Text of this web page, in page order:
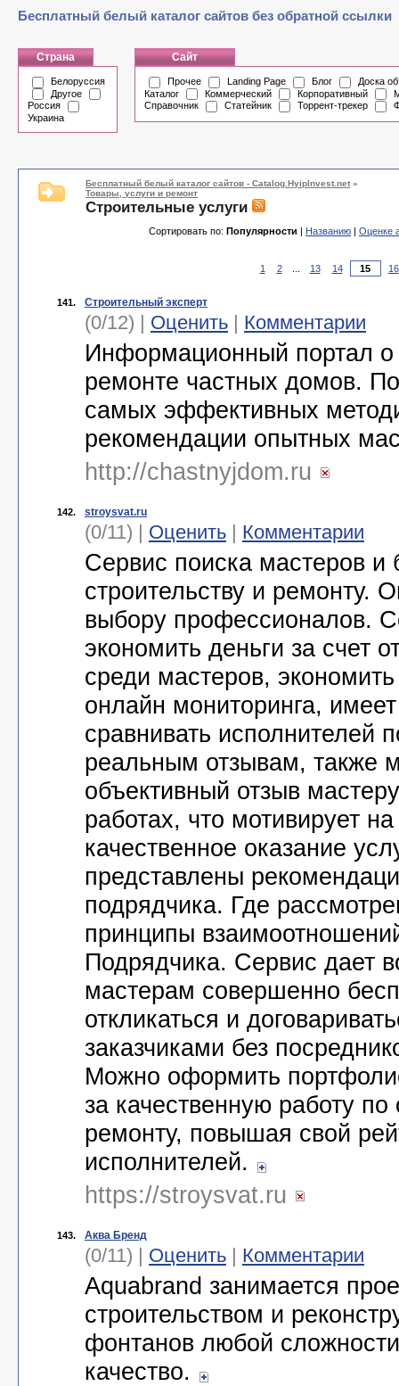
Бесплатный белый каталог сайтов без обратной ссылки
Страна
Белоруссия
Другое
Россия
Украина
Сайт
Прочее Landing Page Блог
Доска
Каталог
Коммерческий Корпоративный
Справочник
Статейник Торрент-трекер
Бесплатный белый каталог сайтов - Catalog.HyipInvest.net »
Товары, услуги и ремонт
Строительные услуги
Сортировать по: Популярности | Названию | Оценке
1 2 13 14 16
141. Строительный эксперт
(0/12) | Оценить | Комментарии
Информационный портал о
ремонте частных домов.
самых эффективных
рекомендации опытных
http://chastnyjdom.ru
142. stroysvat.ru
(0/11) | Оценить | Комментарии
Сервис поиска мастеров и
строительству и ремонту.
выбору профессионалов.
экономить деньги за счет
среди мастеров,
онлайн мониторинга,
сравнивать исполнителей
реальным отзывам, также
объективный отзыв
работах, что мотивирует
качественное оказание
представлены
подрядчика. Где
принципы
Подрядчика. Сервис дает
мастерам совершенно
откликаться и
заказчиками без
Можно оформить
за качественную работу по
ремонту, повышая свой
исполнителей.
https://stroysvat.ru
143. Аква Бренд
(0/11) | Оценить | Комментарии
Aquabrand занимается
строительством и
фонтанов любой
качество.